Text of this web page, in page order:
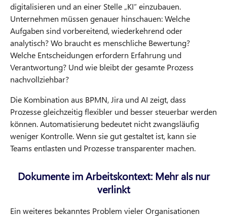
digitalisieren und an einer Stelle „KI“ einzubauen.
Unternehmen müssen genauer hinschauen: Welche
Aufgaben sind vorbereitend, wiederkehrend oder
analytisch? Wo braucht es menschliche Bewertung?
Welche Entscheidungen erfordern Erfahrung und
Verantwortung? Und wie bleibt der gesamte Prozess
nachvollziehbar?
Die Kombination aus BPMN, Jira und AI zeigt, dass
Prozesse gleichzeitig flexibler und besser steuerbar werden
können. Automatisierung bedeutet nicht zwangsläufig
weniger Kontrolle. Wenn sie gut gestaltet ist, kann sie
Teams entlasten und Prozesse transparenter machen.
Dokumente im Arbeitskontext: Mehr als nur
verlinkt
Ein weiteres bekanntes Problem vieler Organisationen